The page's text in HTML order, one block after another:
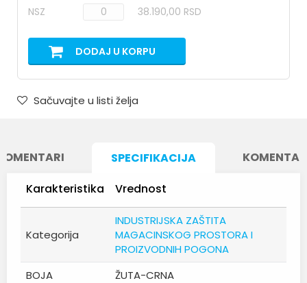
NSZ
38.190,00 RSD
DODAJ U KORPU
Sačuvajte u listi želja
SPECIFIKACIJA
Karakteristika
Vrednost
Kategorija
INDUSTRIJSKA ZAŠTITA
MAGACINSKOG PROSTORA I
PROIZVODNIH POGONA
BOJA
ŽUTA-CRNA